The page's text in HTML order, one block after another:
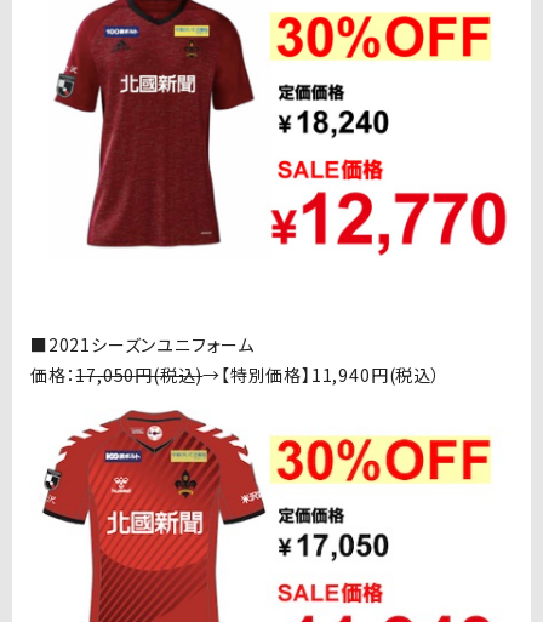
■2021シーズンユニフォーム
価格：17,050円(税込)→【特別価格】 11,940円(税込）